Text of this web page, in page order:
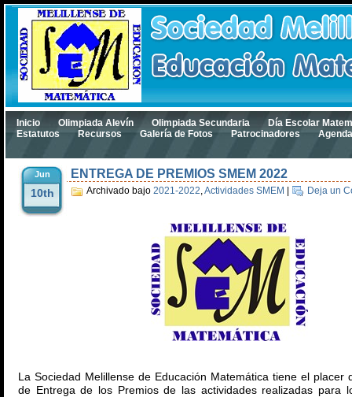
Inicio Olimpiada Alevín Olimpiada Secundaria
Día Escolar
Estatutos
Recursos Galería de Fotos Patrocinadores
Jun
10th
ENTREGA DE PREMIOS SMEM 2022
Archivado bajo 2021-2022,Actividades SMEM Deja un
La Sociedad Melillense de Educación Matemática tiene el placer
de Entrega de los Premios de las actividades realizadas para